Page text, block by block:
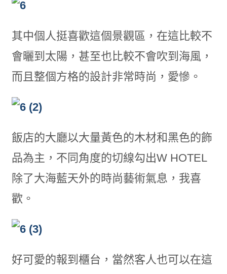
其中個人挺喜歡這個景觀區，在這比較不
會曬到太陽，甚至也比較不會吹到海風，
而且整個方格的設計非常時尚，愛慘。
飯店的大廳以大量黃色的木材和黑色的飾
品為主，不同角度的切線勾出W HOTEL
除了大海藍天外的時尚藝術氣息，我喜
歡。
好可愛的報到櫃台，當然客人也可以在這